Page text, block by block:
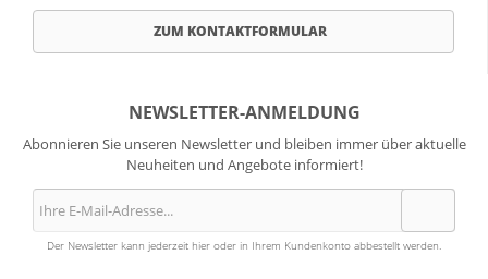
ZUM KONTAKTFORMULAR
NEWSLETTER-ANMELDUNG
Abonnieren Sie unseren Newsletter und bleiben immer über aktuelle
Neuheiten und Angebote informiert!
Der Newsletter kann jederzeit hier oder in Ihrem Kundenkonto abbestellt werden.